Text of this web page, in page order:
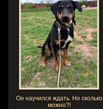
Он научился ждать. Но сколько
можно?!